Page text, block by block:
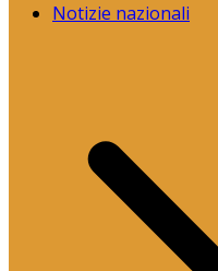
Notizie nazionali